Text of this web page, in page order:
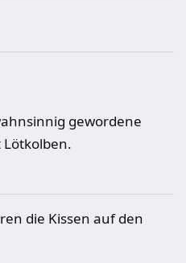
gewordene
die Kissen auf den